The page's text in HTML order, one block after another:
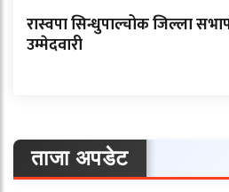
रास्वपा सिन्धुपाल्चोक जिल्ला
उम्मेदवारी
ताजा अपडेट